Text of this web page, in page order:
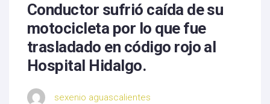
Conductor sufrió caída de su
motocicleta por lo que fue
trasladado en código rojo al
Hospital Hidalgo.
sexenio aguascalientes